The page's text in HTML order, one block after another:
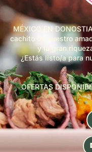
MÉXICO EN
cachito de nuestro
y la gran
¿Estás listo/a para
OFERTAS